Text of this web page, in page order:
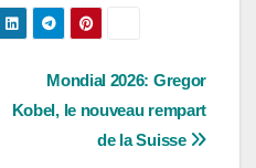
Mondial 2026: Gregor
Kobel, le nouveau rempart
de la Suisse